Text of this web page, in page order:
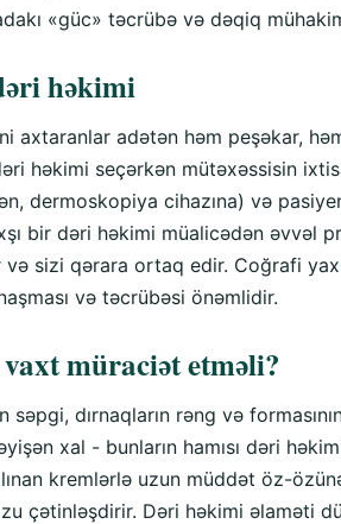
«güc» təcrübə və dəqiq
həkimi
axtaranlar adətən həm peşəkar,
həkimi seçərkən mütəxəssisin
dermoskopiya cihazına) və
bir dəri həkimi müalicədən əvvəl
sizi qərara ortaq edir. Coğrafi
və təcrübəsi önəmlidir.
müraciət etməli?
səpgi, dırnaqların rəng və
xal - bunların hamısı dəri
kremlərlə uzun müddət öz-
çətinləşdirir. Dəri həkimi əlaməti